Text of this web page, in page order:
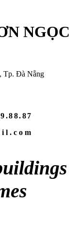
NGỌC
Tp. Đà Nẵng